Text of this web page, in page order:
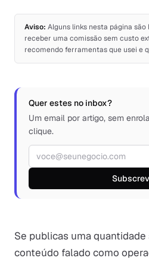
Aviso: Alguns links nesta página são
receber uma comissão sem custo
recomendo ferramentas que usei e
Quer estes no inbox?
Um email por artigo, sem
clique.
Endereço de e-mail
Se publicas uma
conteúdo falado como